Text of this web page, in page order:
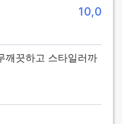
10,0
깨끗하고 스타일러까